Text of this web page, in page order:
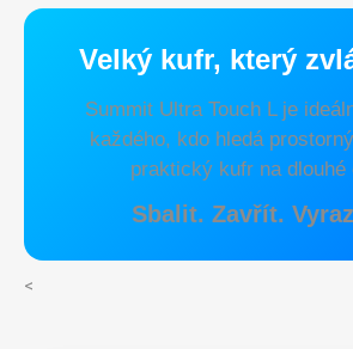
Velký kufr, který
Summit Ultra Touch L je
každého, kdo hledá
praktický kufr na dlouhé
Sbalit. Zavřít.
<